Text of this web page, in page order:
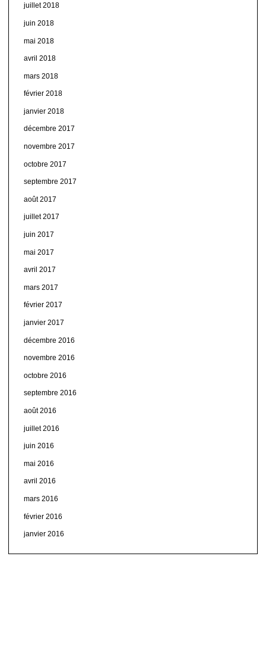
juillet 2018
juin 2018
mai 2018
avril 2018
mars 2018
février 2018
janvier 2018
décembre 2017
novembre 2017
octobre 2017
septembre 2017
août 2017
juillet 2017
juin 2017
mai 2017
avril 2017
mars 2017
février 2017
janvier 2017
décembre 2016
novembre 2016
octobre 2016
septembre 2016
août 2016
juillet 2016
juin 2016
mai 2016
avril 2016
mars 2016
février 2016
janvier 2016